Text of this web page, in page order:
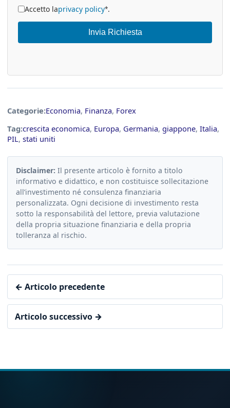
Accetto laprivacy policy*.
Invia Richiesta
Categorie:Economia, Finanza, Forex
Tag:crescita economica, Europa, Germania, giappone, Italia,
PIL, stati uniti
Disclaimer: Il presente articolo è fornito a titolo
informativo e didattico, e non costituisce sollecitazione
all’investimento né consulenza finanziaria
personalizzata. Ogni decisione di investimento resta
sotto la responsabilità del lettore, previa valutazione
della propria situazione finanziaria e della propria
tolleranza al rischio.
← Articolo precedente
Articolo successivo →